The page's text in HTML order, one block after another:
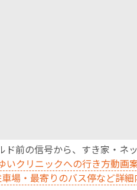
前の信号から、すき家・ネ
いクリニックへの行き方動画案
車場・最寄りのバス停など詳細